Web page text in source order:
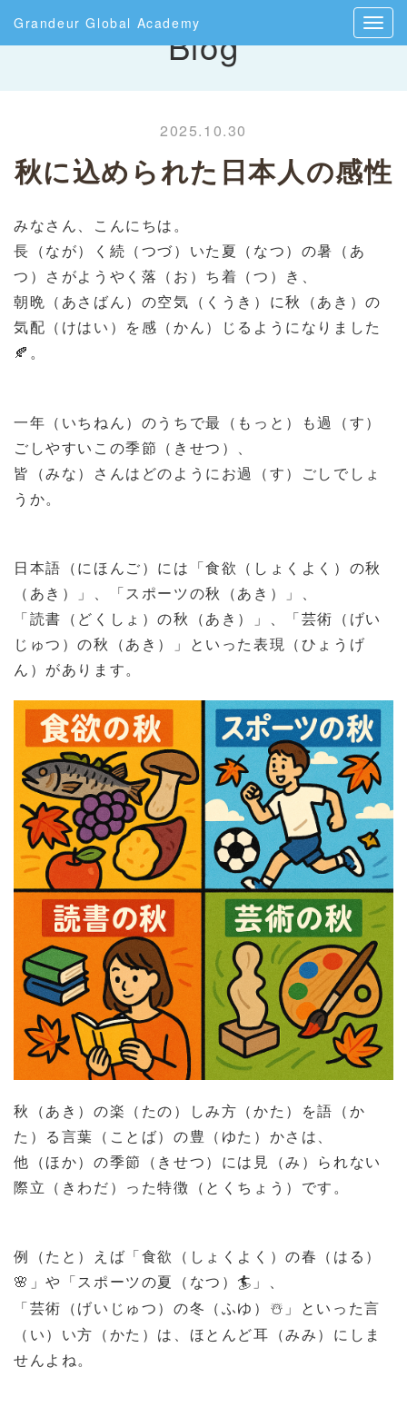
Grandeur Global AcademyBlog
2025.10.30
秋に込められた日本人の感性
みなさん、こんにちは。
長（なが）く続（つづ）いた夏（なつ）の暑（あ
つ）さがようやく落（お）ち着（つ）き、
朝晩（あさばん）の空気（くうき）に秋（あき）の
気配（けはい）を感（かん）じるようになりました
🍂 。
一年（いちねん）のうちで最（もっと）も過（す）
ごしやすいこの季節（きせつ）、
皆（みな）さんはどのようにお過（す）ごしでしょ
うか。
日本語（にほんご）には「食欲（しょくよく）の秋
（あき）」、「スポーツの秋（あき）」、
「読書（どくしょ）の秋（あき）」、「芸術（げい
じゅつ）の秋（あき）」といった表現（ひょうげ
ん）があります。
秋（あき）の楽（たの）しみ方（かた）を語（か
た）る言葉（ことば）の豊（ゆた）かさは、
他（ほか）の季節（きせつ）には見（み）られない
際立（きわだ）った特徴（とくちょう）です。
例（たと）えば「食欲（しょくよく）の春（はる）
🌸 」や「スポーツの夏（なつ） 🏄 」、
「芸術（げいじゅつ）の冬（ふゆ）
☃ 」といった言
（い）い方（かた）は、ほとんど耳（みみ）にしま
せんよね。